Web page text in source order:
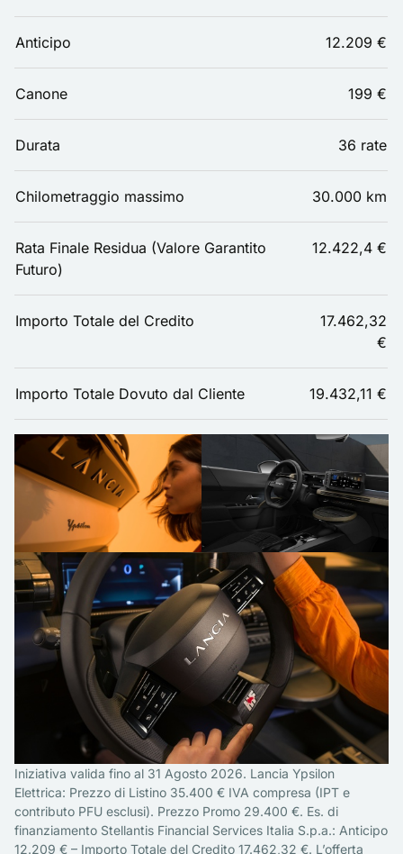
Anticipo 12.209 €
Canone 199 €
Durata 36 rate
Chilometraggio massimo 30.000 km
Rata Finale Residua (Valore Garantito
Futuro)
12.422,4 €
Importo Totale del Credito
17.462,32
€
Importo Totale Dovuto dal Cliente 19.432,11 €
Iniziativa valida fino al 31 Agosto 2026. Lancia Ypsilon
Elettrica: Prezzo di Listino 35.400 € IVA compresa (IPT e
contributo PFU esclusi). Prezzo Promo 29.400 €. Es. di
finanziamento Stellantis Financial Services Italia S.p.a.: Anticipo
12.209 € – Importo Totale del Credito 17.462,32 €. L’offerta